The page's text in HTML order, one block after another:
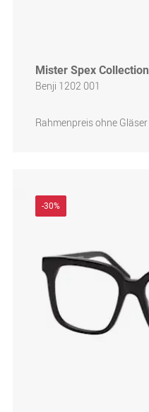
Mister Spex Collection
Benji 1202 001
Rahmenpreis ohne Gläser
-30%